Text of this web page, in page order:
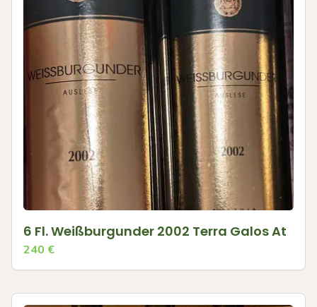
6 Fl. Weißburgunder 2002 Terra Galos At
240 €